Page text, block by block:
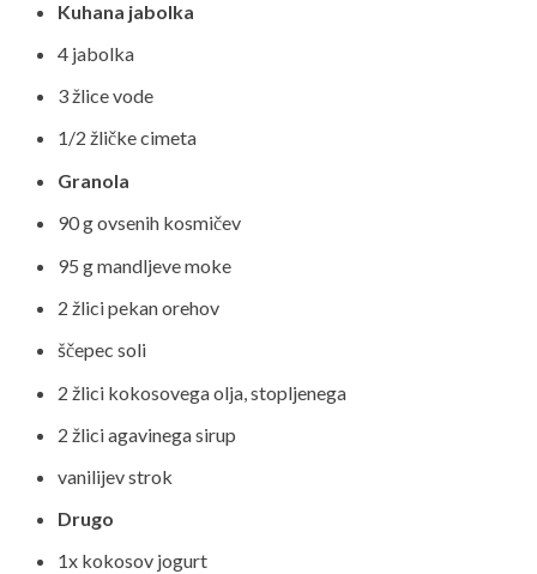
Kuhana jabolka
4 jabolka
3 žlice vode
1/2 žličke cimeta
Granola
90 g ovsenih kosmičev
95 g mandljeve moke
2 žlici pekan orehov
ščepec soli
2 žlici kokosovega olja, stopljenega
2 žlici agavinega sirup
vanilijev strok
Drugo
1x kokosov jogurt